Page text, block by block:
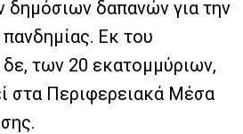
δημόσιων δαπανών για την
Εκ του
των 20 εκατομμύριων,
στα Περιφερειακά Μέσα